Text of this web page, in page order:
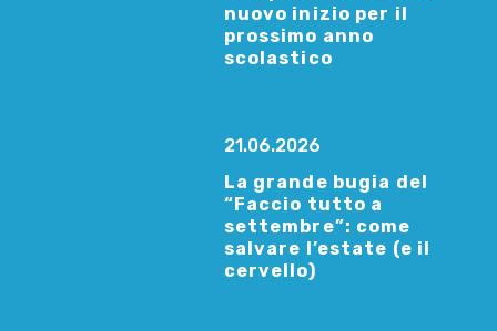
nuovo inizio per il
prossimo anno
scolastico
21.06.2026
La grande bugia del
“Faccio tutto a
settembre”: come
salvare l’estate (e il
cervello)